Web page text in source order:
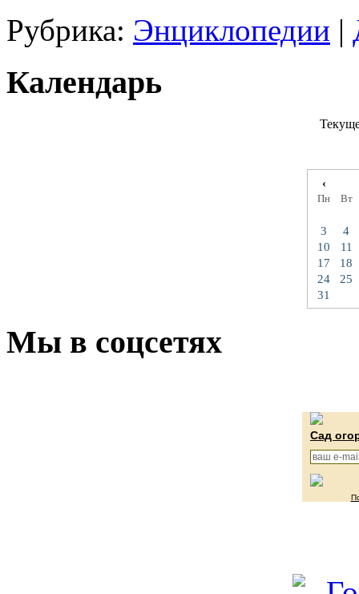
Рубрика: Энциклопедии |
Календарь
‹
Пн Вт
3
4
10
11
17
18
24
25
31
Мы в соцсетях
Сад